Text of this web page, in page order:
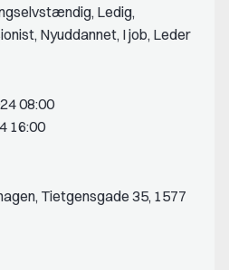
, Ledig,
, Nyuddannet, I job, Leder
08:00
16:00
Tietgensgade 35, 1577